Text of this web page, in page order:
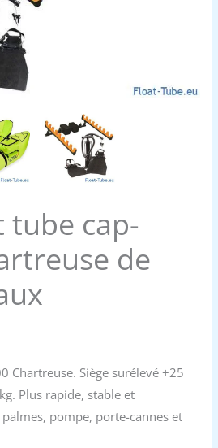
tube cap-
de
Chartreuse. Siège surélevé +25
Plus rapide, stable et
pompe, porte-cannes et